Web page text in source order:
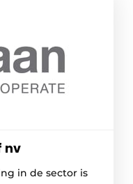
nv
in de sector is